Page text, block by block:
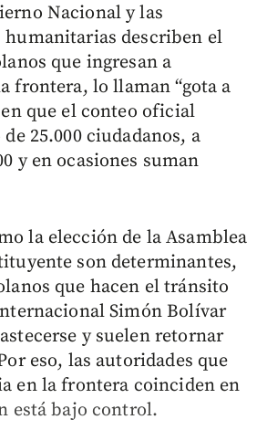
Nacional y las
humanitarias describen el
que ingresan a
frontera, lo llaman “gota a
en que el conteo oficial
25.000 ciudadanos, a
y en ocasiones suman
la elección de la Asamblea
son determinantes,
que hacen el tránsito
Simón Bolívar
y suelen retornar
eso, las autoridades que
en la frontera coinciden en
está bajo control.